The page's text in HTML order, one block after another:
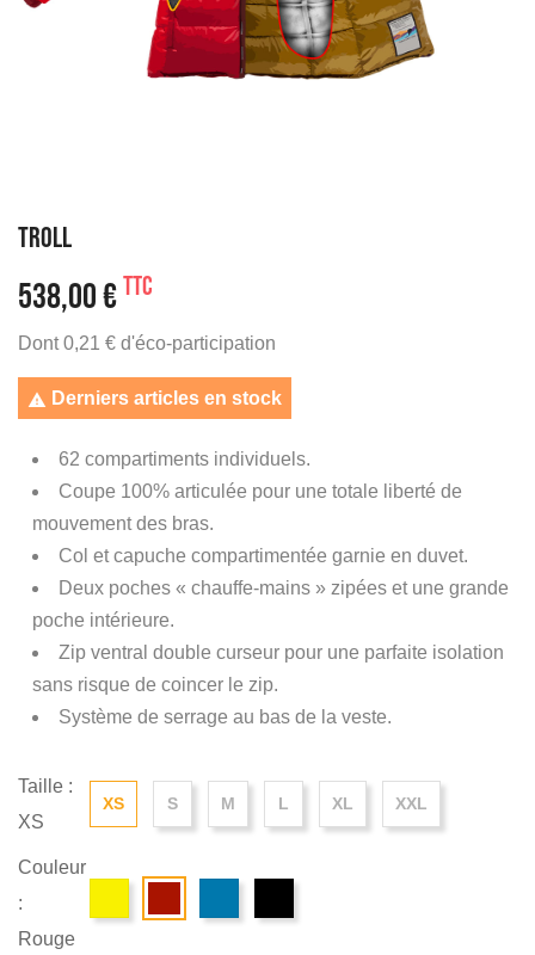
TROLL
538,00 €TTC
Dont 0,21 € d'éco-participation
 Derniers articles en stock
62 compartiments individuels.
Coupe 100% articulée pour une totale liberté de
mouvement des bras.
Col et capuche compartimentée garnie en duvet.
Deux poches « chauffe-mains » zipées et une grande
poche intérieure.
Zip ventral double curseur pour une parfaite isolation
sans risque de coincer le zip.
Système de serrage au bas de la veste.
Taille :
XS
XS S M L XL XXL
Couleur
:
Rouge